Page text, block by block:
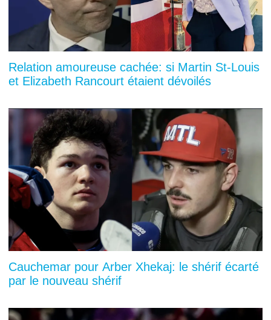
Relation amoureuse cachée: si Martin St-Louis
et Elizabeth Rancourt étaient dévoilés
Cauchemar pour Arber Xhekaj: le shérif écarté
par le nouveau shérif